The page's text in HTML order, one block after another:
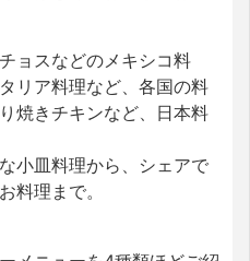
ョスなどのメキシコ料
リア料理など、各国の料
焼きチキンなど、日本料
小皿料理から、シェアで
料理まで。